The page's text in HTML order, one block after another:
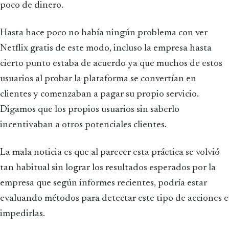
poco de dinero.
Hasta hace poco no había ningún problema con ver
Netflix gratis de este modo, incluso la empresa hasta
cierto punto estaba de acuerdo ya que muchos de estos
usuarios al probar la plataforma se convertían en
clientes y comenzaban a pagar su propio servicio.
Digamos que los propios usuarios sin saberlo
incentivaban a otros potenciales clientes.
La mala noticia es que al parecer esta práctica se volvió
tan habitual sin lograr los resultados esperados por la
empresa que según informes recientes, podría estar
evaluando métodos para detectar este tipo de acciones e
impedirlas.